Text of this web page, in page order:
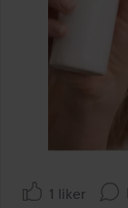
1 liker